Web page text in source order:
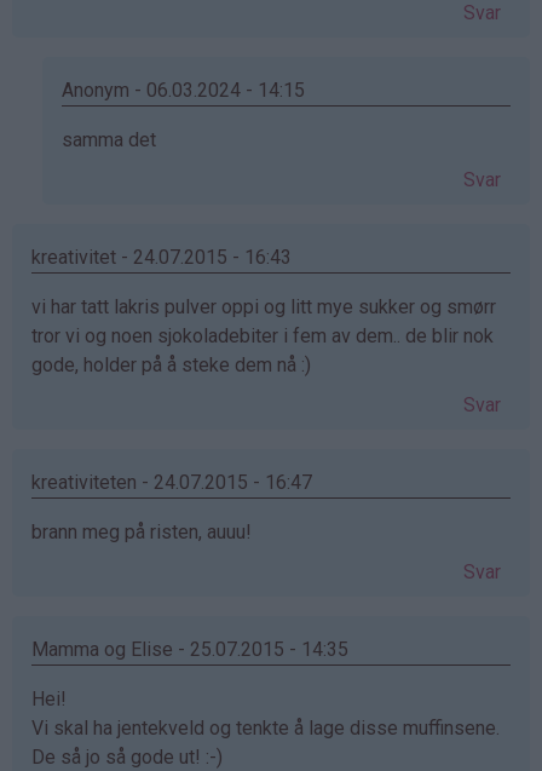
Svar
Anonym - 06.03.2024 - 14:15
Som
Emma
bekreftet)
samma det
Svar
kreativitet - 24.07.2015 - 16:43
vi har tatt lakris pulver oppi og litt mye sukker og smørr
tror vi og noen sjokoladebiter i fem av dem.. de blir nok
gode, holder på å steke dem nå :)
Svar
kreativiteten - 24.07.2015 - 16:47
brann meg på risten, auuu!
Svar
Mamma og Elise - 25.07.2015 - 14:35
Hei!
Vi skal ha jentekveld og tenkte å lage disse muffinsene.
De så jo så gode ut! :-)